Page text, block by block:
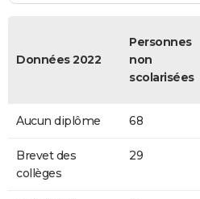
Données 2022
Personnes
non
scolarisées
Aucun diplôme 68
Brevet des
collèges
29